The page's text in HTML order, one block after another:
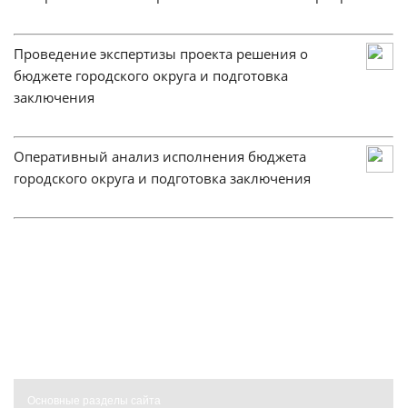
Проведение экспертизы проекта решения о
бюджете городского округа и подготовка
заключения
Оперативный анализ исполнения бюджета
городского округа и подготовка заключения
Основные разделы сайта